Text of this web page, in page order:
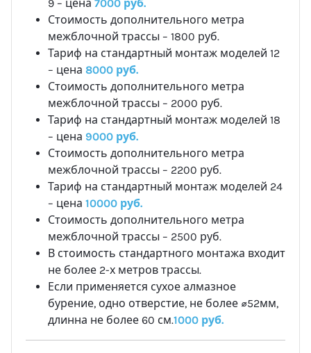
9 – цена 7000 руб.
Стоимость дополнительного метра
межблочной трассы – 1800 руб.
Тариф на стандартный монтаж моделей 12
– цена 8000 руб.
Стоимость дополнительного метра
межблочной трассы – 2000 руб.
Тариф на стандартный монтаж моделей 18
– цена 9000 руб.
Стоимость дополнительного метра
межблочной трассы – 2200 руб.
Тариф на стандартный монтаж моделей 24
– цена 10000 руб.
Стоимость дополнительного метра
межблочной трассы – 2500 руб.
В стоимость стандартного монтажа входит
не более 2-х метров трассы.
Если применяется сухое алмазное
бурение, одно отверстие, не более ⌀52мм,
длинна не более 60 см.1000 руб.